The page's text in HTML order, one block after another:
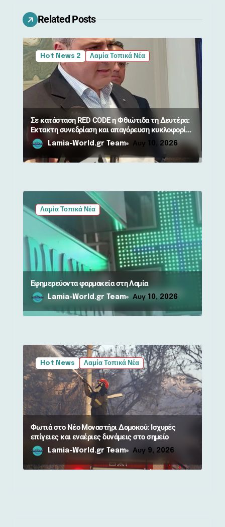
ά
ρ
θ
ρ
ω
ν
Related Posts
Hot News 2 Λαμία Τοπικά Νέα
Σε κατάσταση RED CODE η Φθιώτιδα τη Δευτέρα:
Έκτακτη συνεδρίαση και απαγόρευση κυκλοφορίας
σε δάσηLamia-World.gr Team Αυγ 10, 2026
Λαμία Τοπικά Νέα
Εφημερεύοντα φαρμακεία στη Λαμία
Lamia-World.gr Team Αυγ 10, 2026
Hot News Λαμία Τοπικά Νέα
Φωτιά στο Νέο Μοναστήρι Δομοκού: Ισχυρές
επίγειες και εναέριες δυνάμεις στο σημείο
Lamia-World.gr Team Αυγ 9, 2026